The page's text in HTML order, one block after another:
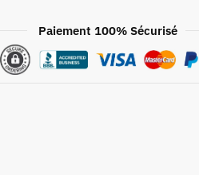
Paiement 100% Sécurisé